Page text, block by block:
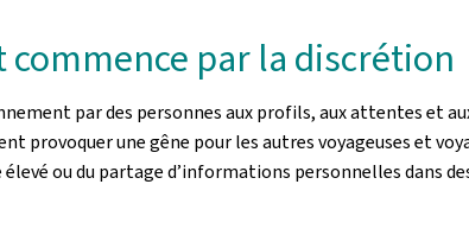
commence par la discrétion
par des personnes aux profils, aux attentes et
une gêne pour les autres voyageuses et
ou du partage d’informations personnelles dans